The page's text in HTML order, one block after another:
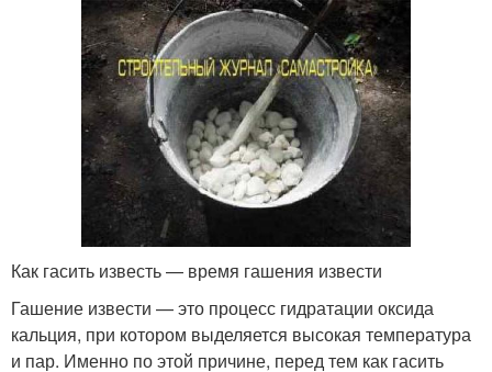
Как гасить известь — время гашения извести
Гашение извести — это процесс гидратации оксида
кальция, при котором выделяется высокая температура
и пар. Именно по этой причине, перед тем как гасить